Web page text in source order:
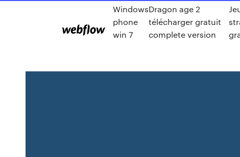
Windows
phone
win 7
Dragon age 2
télécharger gratuit
complete version